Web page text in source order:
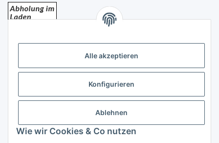
Alle akzeptieren
Konfigurieren
Ablehnen
Wie wir Cookies & Co nutzen
Rechtliches